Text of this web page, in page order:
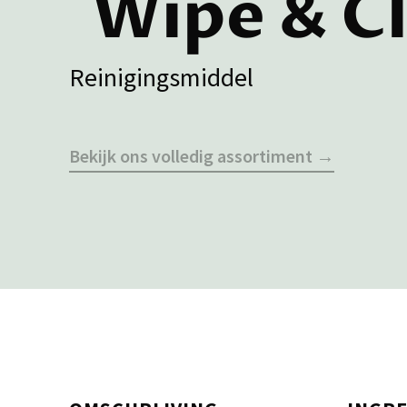
Reinigingsmiddel
Bekijk ons volledig assortiment →